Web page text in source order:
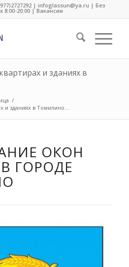
| infoglassun@ya.ru | Без
8:00-20:00 |Вакансии
и зданиях в
/
и зданиях в Томилино...
ОКОН
ГОРОДЕ